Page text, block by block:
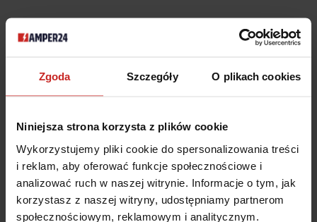
Zgoda Szczegóły O plikach cookies
Niniejsza strona korzysta z plików cookie
Wykorzystujemy pliki cookie do spersonalizowania treści
i reklam, aby oferować funkcje społecznościowe i
analizować ruch w naszej witrynie. Informacje o tym, jak
korzystasz z naszej witryny, udostępniamy partnerom
społecznościowym, reklamowym i analitycznym.